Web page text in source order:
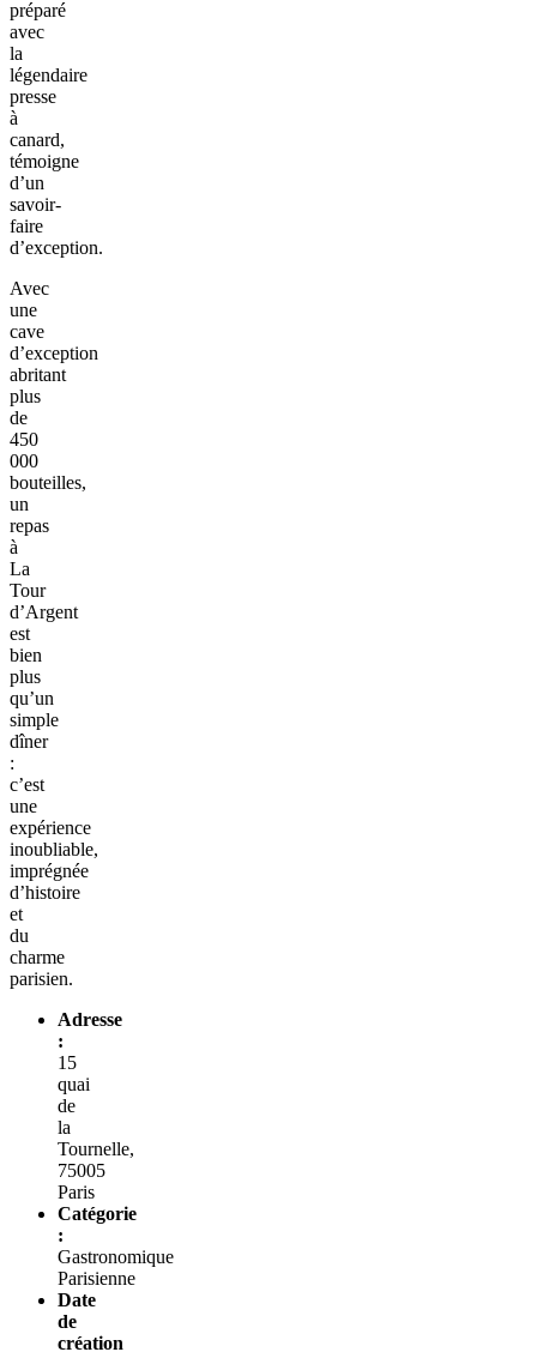
préparé
avec
la
légendaire
presse
à
canard,
témoigne
d’un
savoir-
faire
d’exception.
Avec
une
cave
d’exception
abritant
plus
de
450
000
bouteilles,
un
repas
à
La
Tour
d’Argent
est
bien
plus
qu’un
simple
dîner
:
c’est
une
expérience
inoubliable,
imprégnée
d’histoire
et
du
charme
parisien.
Adresse
:
15
quai
de
la
Tournelle,
75005
Paris
Catégorie
:
Gastronomique
Parisienne
Date
de
création